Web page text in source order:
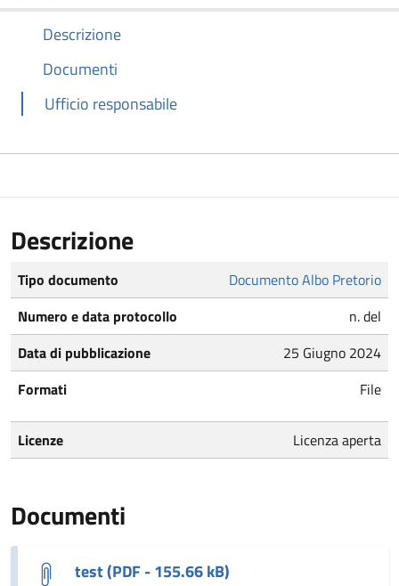
Descrizione
Documenti
Ufficio responsabile
Descrizione
Tipo documento
Documento Albo Pretorio
Numero e data protocollo
n. del
Data di pubblicazione
25 Giugno 2024
Formati
File
Licenze Licenza aperta
Documenti
test (PDF - 155.66 kB)